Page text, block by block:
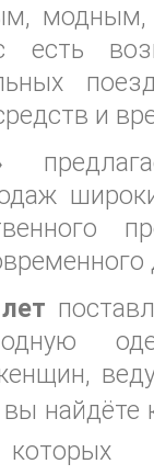
есть
и